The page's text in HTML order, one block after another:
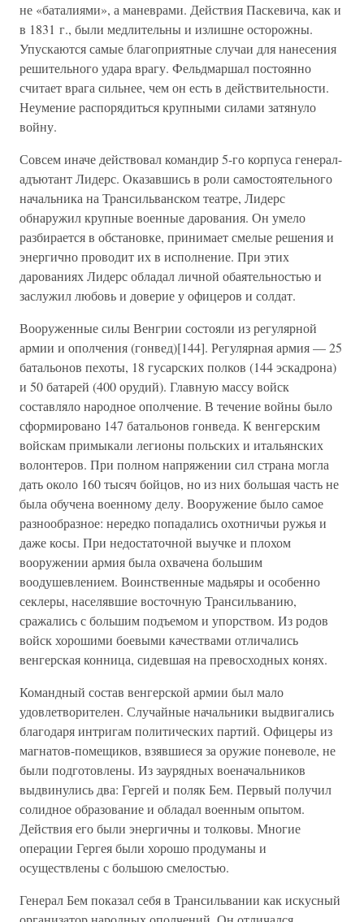
не «баталиями», а маневрами. Действия Паскевича, как и
в 1831 г., были медлительны и излишне осторожны.
Упускаются самые благоприятные случаи для нанесения
решительного удара врагу. Фельдмаршал постоянно
считает врага сильнее, чем он есть в действительности.
Неумение распорядиться крупными силами затянуло
войну.
Совсем иначе действовал командир 5-го корпуса генерал-
адъютант Лидерс. Оказавшись в роли самостоятельного
начальника на Трансильванском театре, Лидерс
обнаружил крупные военные дарования. Он умело
разбирается в обстановке, принимает смелые решения и
энергично проводит их в исполнение. При этих
дарованиях Лидерс обладал личной обаятельностью и
заслужил любовь и доверие у офицеров и солдат.
Вооруженные силы Венгрии состояли из регулярной
армии и ополчения (гонвед)[144]. Регулярная армия — 25
батальонов пехоты, 18 гусарских полков (144 эскадрона)
и 50 батарей (400 орудий). Главную массу войск
составляло народное ополчение. В течение войны было
сформировано 147 батальонов гонведа. К венгерским
войскам примыкали легионы польских и итальянских
волонтеров. При полном напряжении сил страна могла
дать около 160 тысяч бойцов, но из них большая часть не
была обучена военному делу. Вооружение было самое
разнообразное: нередко попадались охотничьи ружья и
даже косы. При недостаточной выучке и плохом
вооружении армия была охвачена большим
воодушевлением. Воинственные мадьяры и особенно
секлеры, населявшие восточную Трансильванию,
сражались с большим подъемом и упорством. Из родов
войск хорошими боевыми качествами отличались
венгерская конница, сидевшая на превосходных конях.
Командный состав венгерской армии был мало
удовлетворителен. Случайные начальники выдвигались
благодаря интригам политических партий. Офицеры из
магнатов-помещиков, взявшиеся за оружие поневоле, не
были подготовлены. Из заурядных военачальников
выдвинулись два: Гергей и поляк Бем. Первый получил
солидное образование и обладал военным опытом.
Действия его были энергичны и толковы. Многие
операции Гергея были хорошо продуманы и
осуществлены с большою смелостью.
Генерал Бем показал себя в Трансильвании как искусный